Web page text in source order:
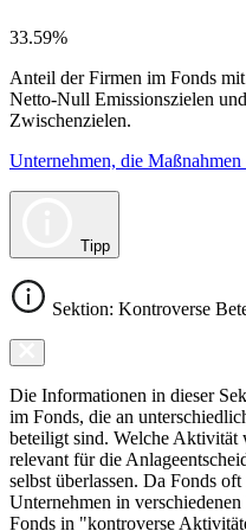
33.59%
Anteil der Firmen im Fonds
Netto-Null Emissionszielen
Zwischenzielen.
Unternehmen, die
Tipp
Sektion: Kontroverse
Die Informationen in dieser
im Fonds, die an
beteiligt sind. Welche Aktivität
relevant für die
selbst überlassen. Da Fonds
Unternehmen in
Fonds in "kontroverse